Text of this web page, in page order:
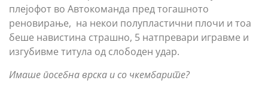
плејофот во Автокоманда пред тогашното
реновирање, на некои полупластични плочи и тоа
беше навистина страшно, 5 натпревари игравме и
изгубивме титула од слободен удар.
Имаше посебна врска и со чкембарите?